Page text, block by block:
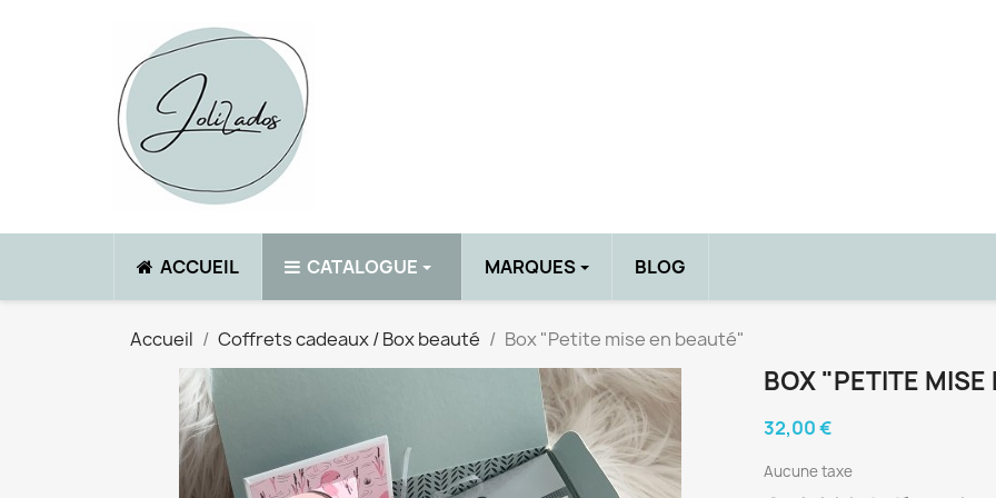
‎ACCUEIL CATALOGUE
Voir tout
BB crèmes
Blush
Crayons & Eye Liners
Fards à paupières
MARQUES BLOG
Accueil Coffrets cadeaux / Box beauté Box "Petite mise en beauté"
BOX "PETITE MISE
32,00 €
Aucune taxe